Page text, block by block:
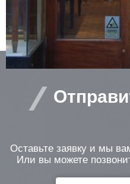
Оставьте заявку и мы
Или вы можете